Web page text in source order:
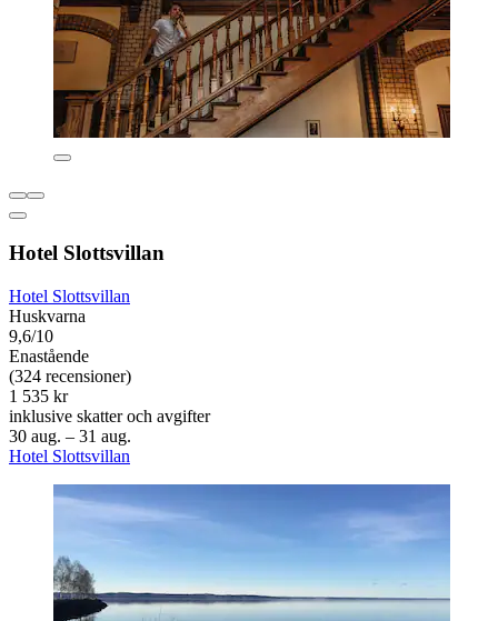
Hotel Slottsvillan
Hotel Slottsvillan
Huskvarna
9,6/10
Enastående
(324 recensioner)
1 535 kr
inklusive skatter och avgifter
30 aug. – 31 aug.
Hotel Slottsvillan